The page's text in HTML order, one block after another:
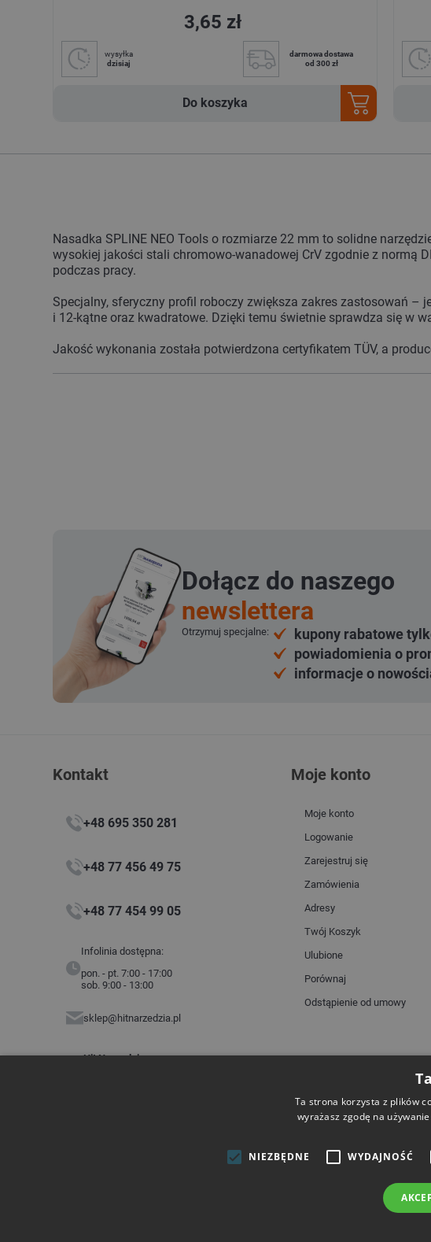
3,65 zł
wysyłka
dzisiaj
darmowa dostawa
od 300 zł
Do koszyka
Nasadka SPLINE NEO Tools o rozmiarze 22 mm to solidne
wysokiej jakości stali chromowo-wanadowej CrV zgodnie z normą
podczas pracy.
Specjalny, sferyczny profil roboczy zwiększa zakres zastosowań –
i 12-kątne oraz kwadratowe. Dzięki temu świetnie sprawdza się w
Jakość wykonania została potwierdzona certyfikatem TÜV, a
Dołącz do naszego
newslettera
Otrzymuj specjalne:
kupony rabatowe
powiadomienia o
informacje o
Kontakt
+48 695 350 281
+48 77 456 49 75
+48 77 454 99 05
Infolinia dostępna:
pon. - pt. 7:00 - 17:00
sob. 9:00 - 13:00
sklep@hitnarzedzia.pl
Hit Narzędzia
Moje konto
Moje konto
Logowanie
Zarejestruj się
Zamówienia
Adresy
Twój Koszyk
Ulubione
Porównaj
Odstąpienie od umowy
Ta strona korzysta z plików
wyrażasz zgodę na
NIEZBĘDNE
WYDAJNOŚĆ